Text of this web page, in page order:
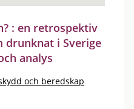
: en retrospektiv
drunknat i Sverige
analys
och beredskap